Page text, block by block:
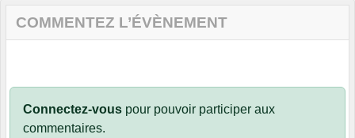
COMMENTEZ L’ÉVÈNEMENT
Connectez-vous pour pouvoir participer aux
commentaires.